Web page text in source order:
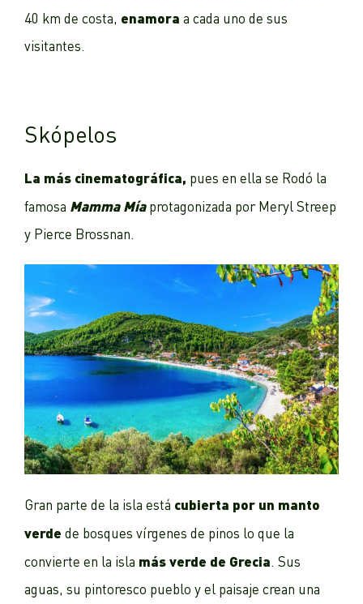
40 km de costa, enamora a cada uno de sus
visitantes.
Skópelos
La más cinematográfica, pues en ella se Rodó la
famosa Mamma Mía protagonizada por Meryl Streep
y Pierce Brossnan.
Gran parte de la isla está cubierta por un manto
verde de bosques vírgenes de pinos lo que la
convierte en la isla más verde de Grecia. Sus
aguas, su pintoresco pueblo y el paisaje crean una